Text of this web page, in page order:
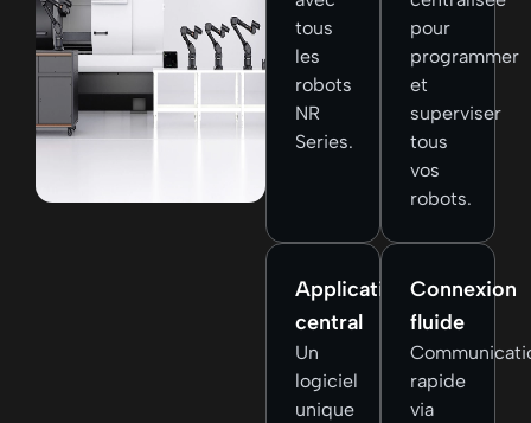
tous
les
robots
NR
Series.
pour
programmer
et
superviser
tous
vos
robots.
Applicatif
central
Un
logiciel
unique
Connexion
fluide
rapide
via